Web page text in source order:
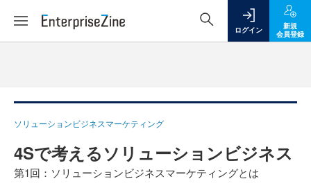
ログイン
新規
会員登録
ソリューションビジネスマーケティング
4Sで考えるソリューションビジネス
第1回：ソリューションビジネスマーケティングとは